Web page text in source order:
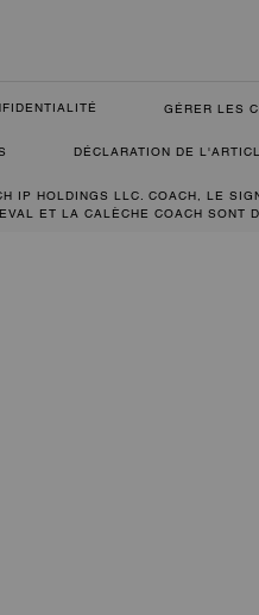
GÉRER LES
DÉCLARATION DE
IP HOLDINGS LLC. COACH, LE
ET LA CALÈCHE COACH SONT